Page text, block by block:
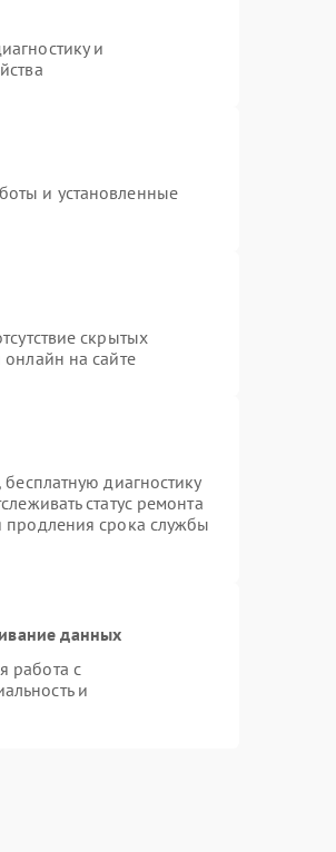
и
и установленные
скрытых
на сайте
диагностику
статус ремонта
продления срока службы
данных
работа с
и